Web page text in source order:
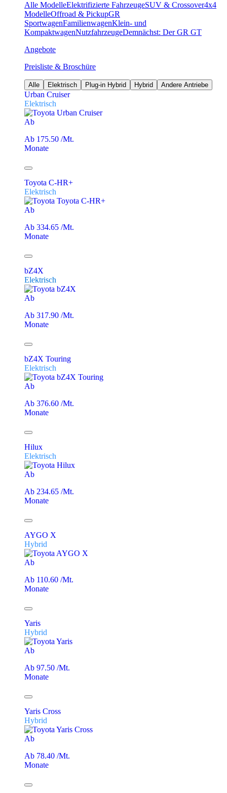
Alle ModelleElektrifizierte FahrzeugeSUV & Crossover4x4
ModelleOffroad & PickupGR
SportwagenFamilienwagenKlein- und
KompaktwagenNutzfahrzeugeDemnächst: Der GR GT
Angebote
Preisliste & Broschüre
Alle Elektrisch Plug-in Hybrid Hybrid Andere Antriebe
Urban Cruiser
Elektrisch
Ab
Ab 175.50 /Mt.
Monate
Toyota C-HR+
Elektrisch
Ab
Ab 334.65 /Mt.
Monate
bZ4X
Elektrisch
Ab
Ab 317.90 /Mt.
Monate
bZ4X Touring
Elektrisch
Ab
Ab 376.60 /Mt.
Monate
Hilux
Elektrisch
Ab
Ab 234.65 /Mt.
Monate
AYGO X
Hybrid
Ab
Ab 110.60 /Mt.
Monate
Yaris
Hybrid
Ab
Ab 97.50 /Mt.
Monate
Yaris Cross
Hybrid
Ab
Ab 78.40 /Mt.
Monate